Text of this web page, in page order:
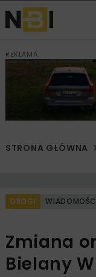
REKLAMA
STRONA GŁÓWNA
DROGI
Zmiana
Bielany